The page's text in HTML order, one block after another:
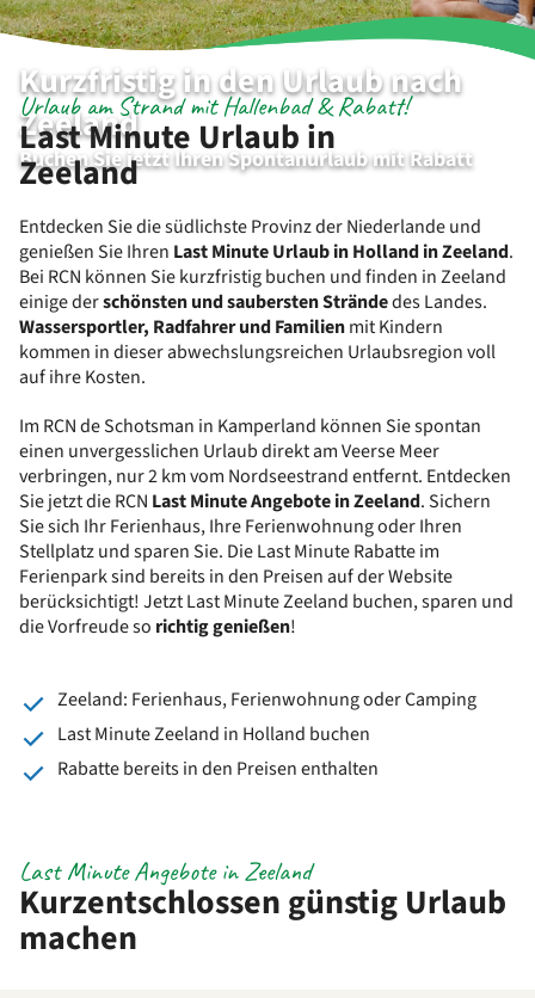
Kurzfristig in den Urlaub nach
Zeeland
Buchen Sie jetzt Ihren Spontanurlaub mit Rabatt
Last Minute Urlaub in
Zeeland
Urlaub am Strand mit Hallenbad & Rabatt!
Entdecken Sie die südlichste Provinz der Niederlande und
genießen Sie Ihren Last Minute Urlaub in Holland in Zeeland.
Bei RCN können Sie kurzfristig buchen und finden in Zeeland
einige derschönsten und saubersten Strändedes Landes.
Wassersportler, Radfahrer und Familienmit Kindern
kommen in dieser abwechslungsreichen Urlaubsregion voll
auf ihre Kosten.
Im RCN de Schotsman in Kamperland können Sie spontan
einen unvergesslichen Urlaub direkt am Veerse Meer
verbringen, nur 2 km vom Nordseestrand entfernt. Entdecken
Sie jetzt die RCN Last Minute Angebote in Zeeland. Sichern
Sie sich Ihr Ferienhaus, Ihre Ferienwohnung oder Ihren
Stellplatz und sparen Sie. Die Last Minute Rabatte im
Ferienpark sind bereits in den Preisen auf der Website
berücksichtigt! Jetzt Last Minute Zeeland buchen, sparen und
die Vorfreude so richtig genießen!
Zeeland: Ferienhaus, Ferienwohnung oder Camping
Last Minute Zeeland in Holland buchen
Rabatte bereits in den Preisen enthalten
Kurzentschlossen günstig Urlaub
machen
Last Minute Angebote in Zeeland